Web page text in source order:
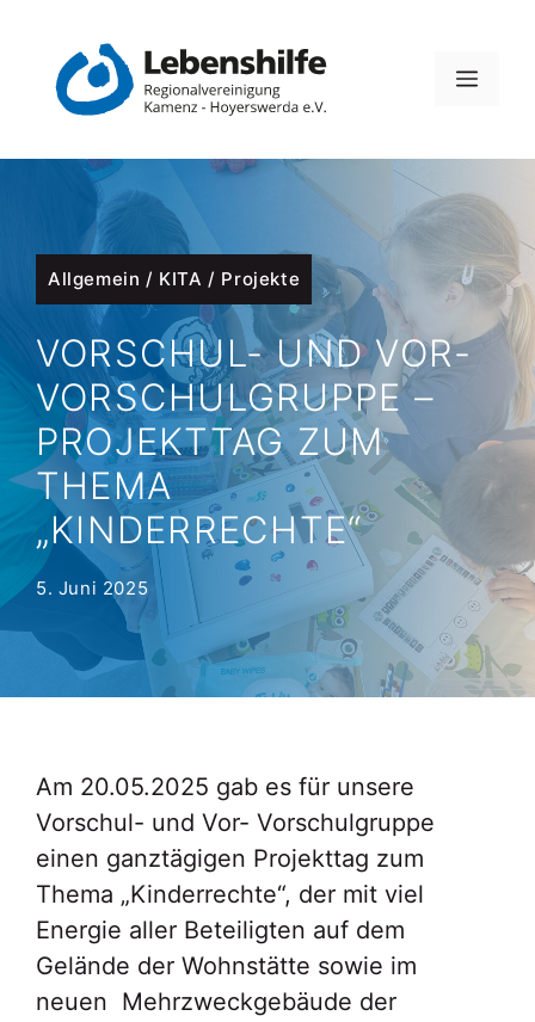
springen
Allgemein / KITA / Projekte
VORSCHUL- UND VOR-
VORSCHULGRUPPE –
PROJEKTTAG ZUM
THEMA
„KINDERRECHTE“
5. Juni 2025
Am 20.05.2025 gab es für unsere
Vorschul- und Vor- Vorschulgruppe
einen ganztägigen Projekttag zum
Thema „Kinderrechte“, der mit viel
Energie aller Beteiligten auf dem
Gelände der Wohnstätte sowie im
neuen Mehrzweckgebäude der